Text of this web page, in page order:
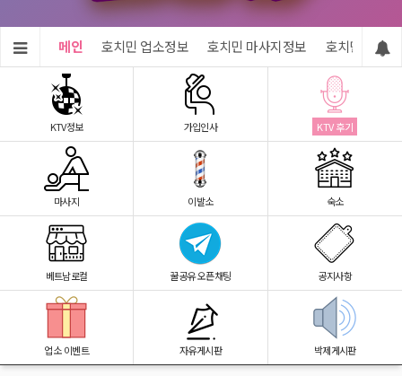
메인 호치민 업소정보 호치민 마사지정보 호치민 숙소
KTV정보 가입인사 KTV 후기
마사지 이발소 숙소
베트남로컬 꿀공유 오픈채팅 공지사항
업소 이벤트 자유게시판 박제게시판